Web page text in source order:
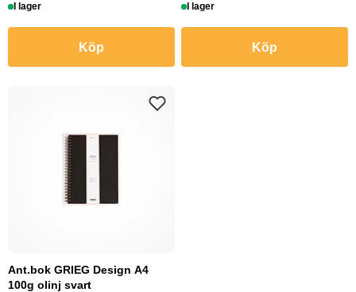
I lager
Köp
I lager
Köp
Ant.bok GRIEG Design A4
100g olinj svart